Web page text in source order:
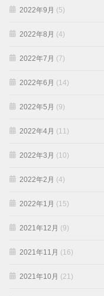
2022年9月 (5)
2022年8月 (4)
2022年7月 (7)
2022年6月 (14)
2022年5月 (9)
2022年4月 (11)
2022年3月 (10)
2022年2月 (4)
2022年1月 (15)
2021年12月 (9)
2021年11月 (16)
2021年10月 (21)